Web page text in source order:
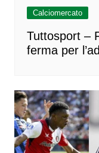
Calciomercato
Tuttosport –
ferma per